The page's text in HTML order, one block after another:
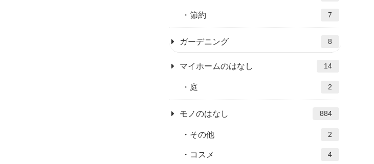
節約 7
ガーデニング 8
マイホームのはなし 14
庭 2
モノのはなし 884
その他 2
コスメ 4